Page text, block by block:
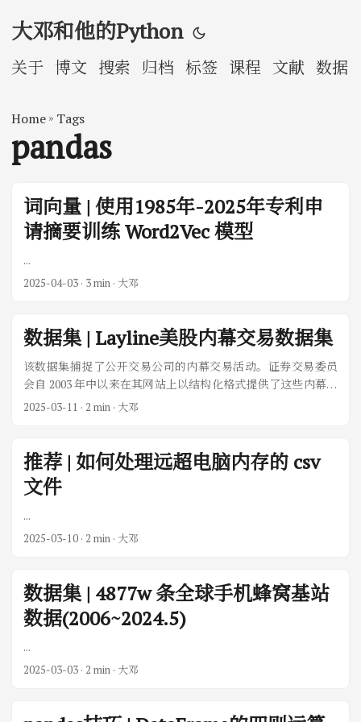
大邓和他的Python
关于 博文 搜索 归档 标签 课程 文献 数据
Home » Tags
pandas
词向量 | 使用1985年-2025年专利申
请摘要训练 Word2Vec 模型
...
2025-04-03 · 3 min · 大邓
数据集 | Layline美股内幕交易数据集
该数据集捕捉了公开交易公司的内幕交易活动。证券交易委员
会自 2003 年中以来在其网站上以结构化格式提供了这些内幕交
易报告。然而，大多数学术论文使用的是商业数据库而非直接
供者可能会更改历史记录。为了克服这些限制，本数据集是从
原始监管文件创建的；它每天更新，并包括内幕人士报告的所
有信息，未经修改。This dataset captures insider trading
available on its web site in a structured format since mid-2003.
databases instead of regulatory filings directly, which makes
replication challenging because the data manipulation and
aggregation steps in commercial databases are opaque and
historical records could be altered by the data provider over
time. To overcome these limitations, the presented dataset is
created from the original regulatory filings; it is updated daily
2025-03-11 · 2 min · 大邓
推荐 | 如何处理远超电脑内存的 csv
文件
...
2025-03-10 · 2 min · 大邓
数据集 | 4877w 条全球手机蜂窝基站
数据(2006~2024.5)
...
2025-03-03 · 2 min · 大邓